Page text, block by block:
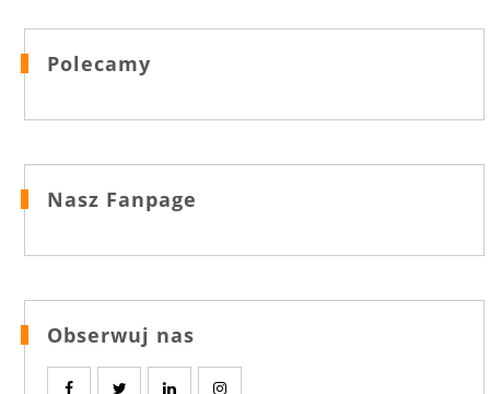
Polecamy
Nasz Fanpage
Obserwuj nas